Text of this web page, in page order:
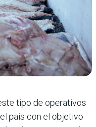
tipo de operativos
país con el objetivo